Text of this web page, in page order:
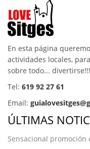
En esta página
actividades locales,
sobre todo... divertirse!!!
Tel: 619 92 27 61
Email:
ÚLTIMAS
Sensacional promoción